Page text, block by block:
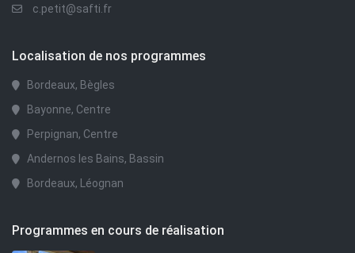
c.petit@safti.fr
Localisation de nos programmes
Bordeaux, Bègles
Bayonne, Centre
Perpignan, Centre
Andernos les Bains, Bassin
Bordeaux, Léognan
Programmes en cours de réalisation